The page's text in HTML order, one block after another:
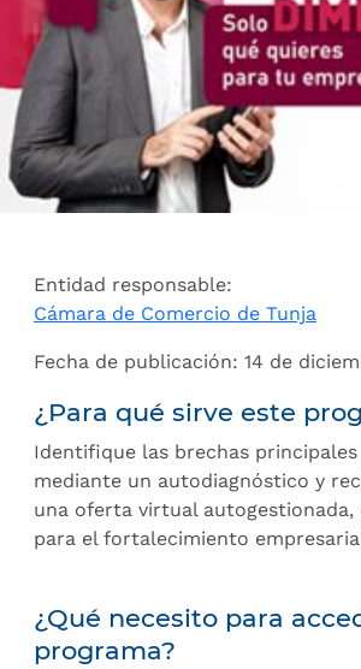
Entidad responsable:
Cámara de Comercio de Tunja
Fecha de publicación: 14 de
¿Para qué sirve este
Identifique las brechas
mediante un autodiagnóstico y
una oferta virtual autogestionada,
para el fortalecimiento
¿Qué necesito para
programa?